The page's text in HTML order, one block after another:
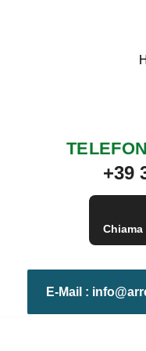
+39
Chiama
E-Mail :